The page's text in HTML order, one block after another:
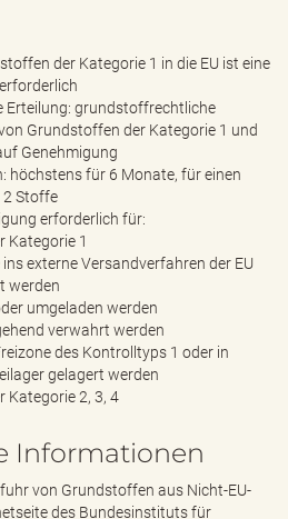
der Kategorie 1 in die EU ist eine
Erteilung: grundstoffrechtliche
Grundstoffen der Kategorie 1 und
Genehmigung
höchstens für 6 Monate, für einen
2 Stoffe
erforderlich für:
Kategorie 1
externe Versandverfahren der EU
werden
umgeladen werden
verwahrt werden
des Kontrolltyps 1 oder in
gelagert werden
Kategorie 2, 3, 4
Informationen
von Grundstoffen aus Nicht-EU-
des Bundesinstituts für